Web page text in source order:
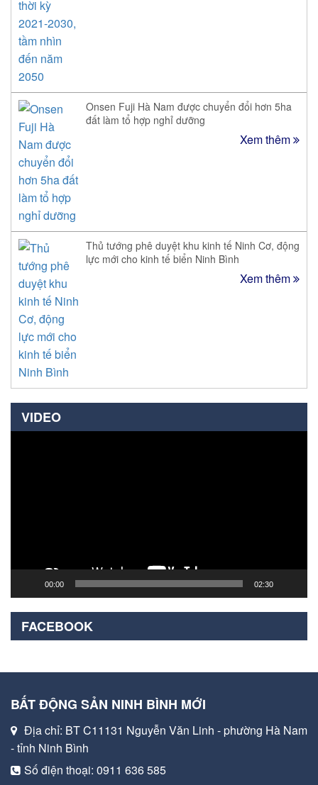
Onsen Fuji Hà Nam được chuyển đổi hơn 5ha
đất làm tổ hợp nghỉ dưỡng
Xem thêm
Thủ tướng phê duyệt khu kinh tế Ninh Cơ, động
lực mới cho kinh tế biển Ninh Bình
Xem thêm
VIDEO
00:00 02:30
FACEBOOK
BẤT ĐỘNG SẢN NINH BÌNH MỚI
Địa chỉ: BT C11131 Nguyễn Văn Linh - phường Hà Nam
- tỉnh Ninh Bình
Số điện thoại: 0911 636 585